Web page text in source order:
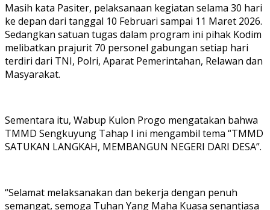
Masih kata Pasiter, pelaksanaan kegiatan selama 30 hari
ke depan dari tanggal 10 Februari sampai 11 Maret 2026.
Sedangkan satuan tugas dalam program ini pihak Kodim
melibatkan prajurit 70 personel gabungan setiap hari
terdiri dari TNI, Polri, Aparat Pemerintahan, Relawan dan
Masyarakat.
Sementara itu, Wabup Kulon Progo mengatakan bahwa
TMMD Sengkuyung Tahap I ini mengambil tema “TMMD
SATUKAN LANGKAH, MEMBANGUN NEGERI DARI DESA”.
“Selamat melaksanakan dan bekerja dengan penuh
semangat, semoga Tuhan Yang Maha Kuasa senantiasa